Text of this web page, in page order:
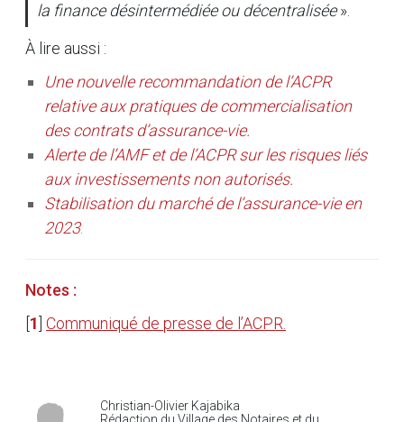
la finance désintermédiée ou décentralisée».
À lire aussi :
Une nouvelle recommandation de l’ACPR
relative aux pratiques de commercialisation
des contrats d’assurance-vie.
Alerte de l’AMF et de l’ACPR sur les risques liés
aux investissements non autorisés.
Stabilisation du marché de l’assurance-vie en
2023.
Notes :
1 Communiqué de presse de l’ACPR.
Christian-Olivier Kajabika